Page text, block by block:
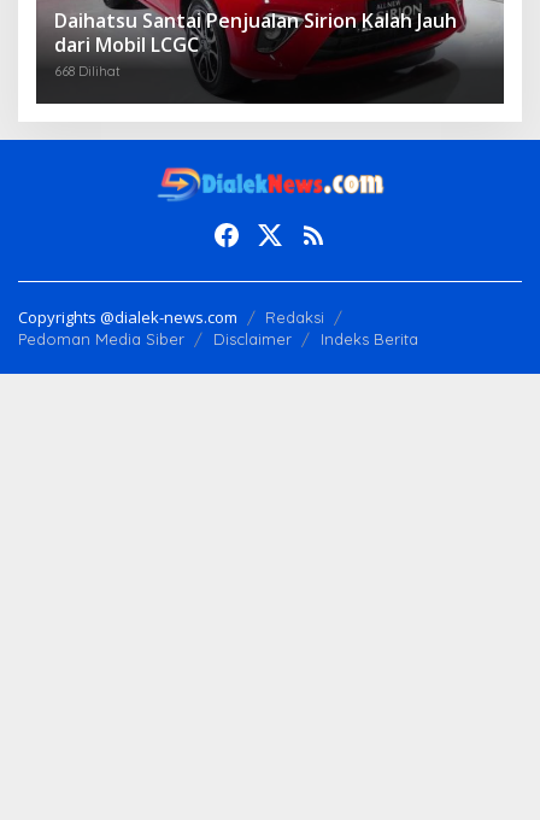
Daihatsu Santai Penjualan Sirion Kalah Jauh
dari Mobil LCGC
668 Dilihat
Copyrights @dialek-news.com
Redaksi
Pedoman Media Siber
Disclaimer Indeks Berita